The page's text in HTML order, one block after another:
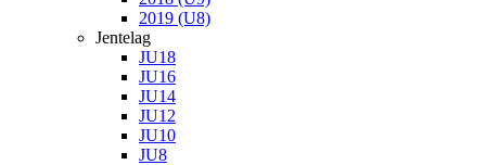
2019 (U8)
Jentelag
JU18
JU16
JU14
JU12
JU10
JU8